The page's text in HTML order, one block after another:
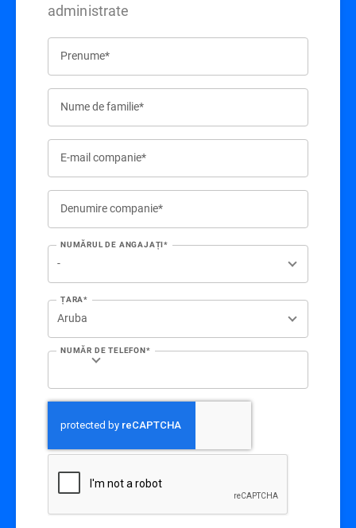
administrate
Prenume*
Nume de familie*
E-mail companie*
Denumire companie*
NUMĂRUL DE ANGAJAȚI*
ȚARA*
NUMĂR DE TELEFON*